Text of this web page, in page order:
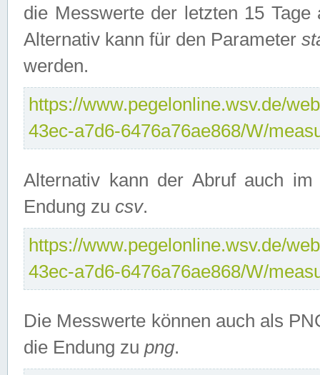
die Messwerte der letzten 15
Alternativ kann für den Parameter
werden.
https://www.pegelonline.wsv.de/
43ec-a7d6-6476a76ae868/W/
Alternativ kann der Abruf auch
Endung zu csv.
https://www.pegelonline.wsv.de/
43ec-a7d6-6476a76ae868/W/
Die Messwerte können auch als
die Endung zu png.